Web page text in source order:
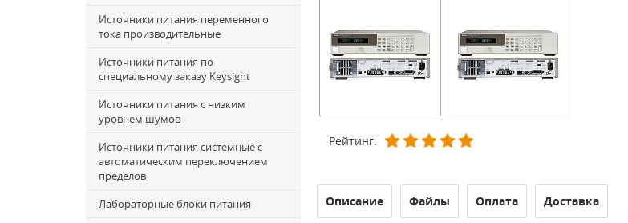
Источники питания переменного
тока производительные
Источники питания по
специальному заказу Keysight
Источники питания с низким
уровнем шумов
Источники питания системные с
автоматическим переключением
пределов
Лабораторные блоки питания
Рейтинг:
Описание Файлы Оплата Доставка